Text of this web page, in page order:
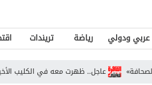
عربي ودولي رياضة تريندات
عاجل.. ظهرت معه في الكليب الأخير..